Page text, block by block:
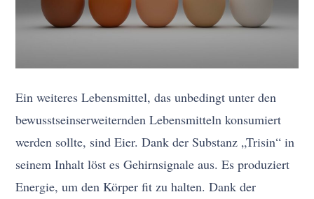
Ein weiteres Lebensmittel, das unbedingt unter den
bewusstseinserweiternden Lebensmitteln konsumiert
werden sollte, sind Eier. Dank der Substanz „Trisin“ in
seinem Inhalt löst es Gehirnsignale aus. Es produziert
Energie, um den Körper fit zu halten. Dank der